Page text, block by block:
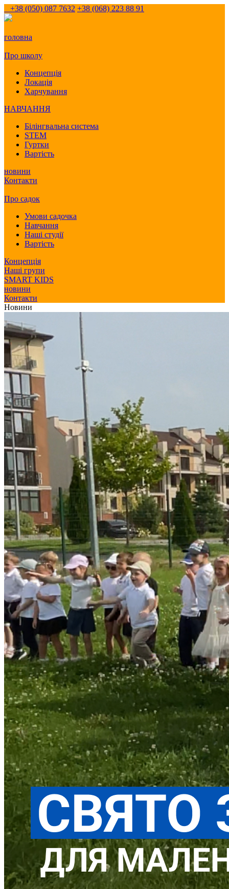
+38 (050) 087 7632 +38 (068) 223 88 91
головна
Про школу
Концепція
Локація
Харчування
НАВЧАННЯ
Білінгвальна система
STEM
Гуртки
Вартість
новини
Контакти
Про садок
Умови садочка
Навчання
Наші студії
Вартість
Концепція
Наші групи
SMART KIDS
новини
Контакти
Новини